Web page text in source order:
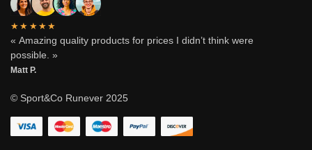
★★★★★
« Amazing quality products for prices I didn’t think were
possible. »
Matt P.
© Sport&Co Runever 2025